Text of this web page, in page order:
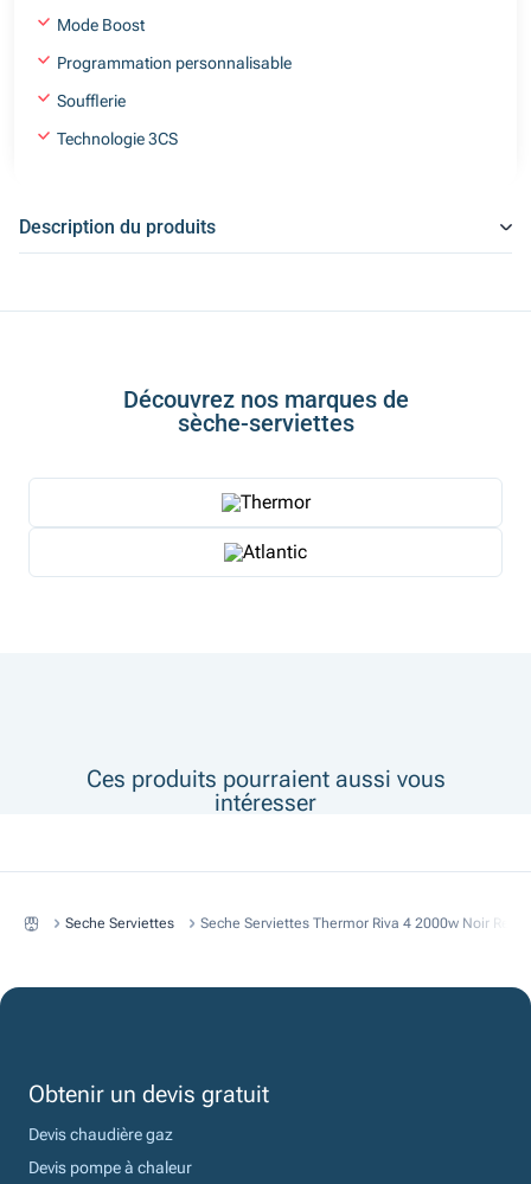
Mode Boost
Programmation personnalisable
Soufflerie
Technologie 3CS
Description du produits
Découvrez nos marques de
sèche-serviettes
Ces produits pourraient aussi vous
intéresser
Seche Serviettes Seche Serviettes Thermor Riva 4 2000w Noir Ref
Obtenir un devis gratuit
Devis chaudière gaz
Devis pompe à chaleur